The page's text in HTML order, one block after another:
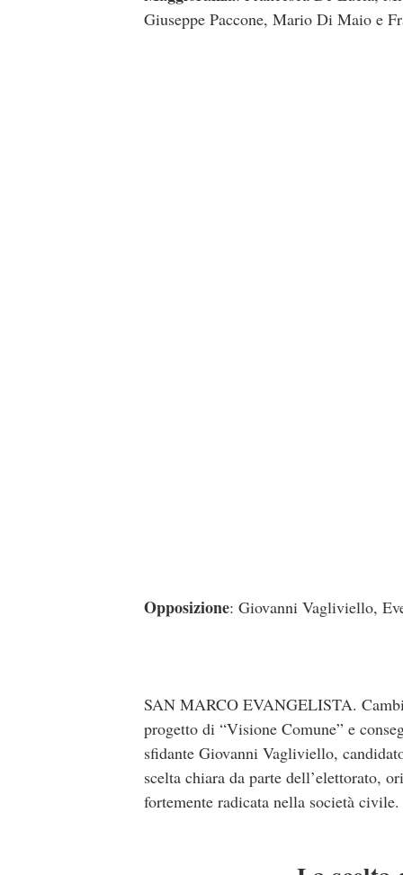
Giuseppe Paccone, Mario Di Maio e
Opposizione: Giovanni Vagliviello,
SAN MARCO EVANGELISTA.
progetto di “Visione Comune” e
sfidante Giovanni Vagliviello,
scelta chiara da parte dell’elettorato,
fortemente radicata nella società civile.